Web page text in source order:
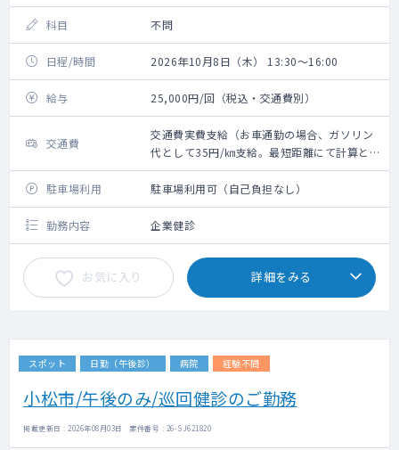
科目 不問
日程/時間 2026年10月8日（木） 13:30～16:00
給与 25,000円/回（税込・交通費別）
交通費
交通費実費支給（お車通勤の場合、ガソリン
代として35円/㎞支給。最短距離にて計算と
なります）※新幹線代・タクシー代・高速代
は支給不可
駐車場利用 駐車場利用可（自己負担なし）
勤務内容 企業健診
お気に入り 詳細をみる
スポット 日勤（午後診） 病院 経験不問
小松市/午後のみ/巡回健診のご勤務
掲載更新日 : 2026年08月03日 案件番号 : 26-SJ621820